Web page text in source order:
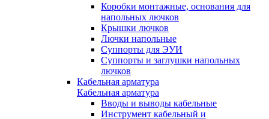
Коробки монтажные, основания для
напольных лючков
Крышки лючков
Лючки напольные
Суппорты для ЭУИ
Суппорты и заглушки напольных
лючков
Кабельная арматура
Кабельная арматура
Вводы и выводы кабельные
Инструмент кабельный и